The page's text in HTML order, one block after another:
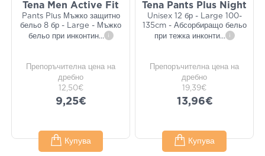
Tena Men Active Fit
Pants Plus Мъжко защитно
бельо 8 бр - Large - Мъжко
бельо при инконтин... i
Препоръчителна цена на
дребно
12,50€
9,25€
Купува
Tena Pants Plus Night
Unisex 12 бр - Large 100-
135cm - Абсорбиращо бельо
при тежка инконти... i
Препоръчителна цена на
дребно
19,39€
13,96€
Купува